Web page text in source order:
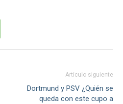
Artículo siguiente
Dortmund y PSV ¿Quién se
queda con este cupo a